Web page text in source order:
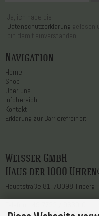
Ja, ich habe die
Datenschutzerklärung gelesen
bin damit einverstanden.
Navigation
Home
Shop
Über uns
Infobereich
Kontakt
Erklärung zur Barrierefreiheit
Weisser GmbH
Haus der 1000
Hauptstraße 81, 78098 Triberg
WhatsApp+49 7722 / 9630-0